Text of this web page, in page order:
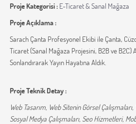
Proje Kategorisi : E-Ticaret & Sanal Mağaza
Proje Açıklama :
Sarach Çanta Profesyonel Ekibi ile Çanta,
Ticaret (Sanal Mağaza Projesini, B2B ve B2C)
Sonlandırarak Yayın Hayatına Aldık.
Proje Teknik Detay :
Web Tasarım, Web Sitenin Görsel Çalışmaları,
Sosyal Medya Çalışmaları, Seo Hizmetleri,